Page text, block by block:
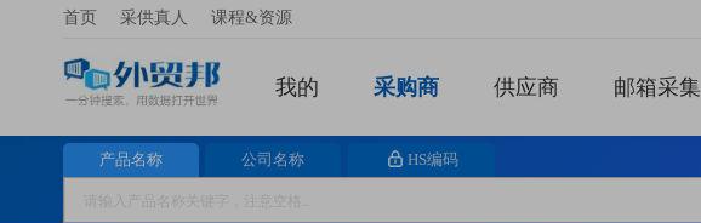
首页 采供真人 课程&资源
我的 采购商 供应商 邮箱采集
产品名称 公司名称 HS编码